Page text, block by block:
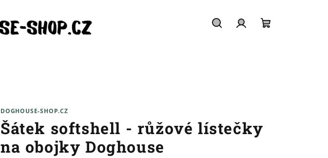
DOGHOUSE-SHOP.CZ
Šátek softshell - růžové lístečky
na obojky Doghouse